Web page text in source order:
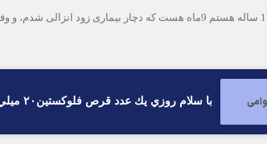
سلام، من دانیال 17 ساله هستم 9ماه هست که دچار
با سلام روزي يك عدد قرص فلوكستين٢٠ ميلي سه ماه ميل كنيد